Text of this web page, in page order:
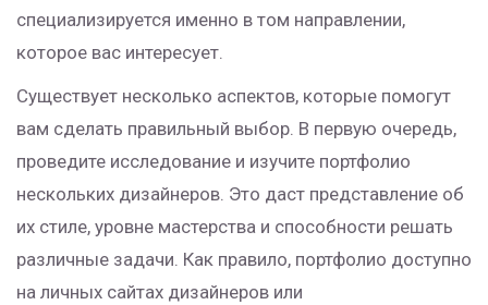
специализируется именно в том направлении,
которое вас интересует.
Существует несколько аспектов, которые помогут
вам сделать правильный выбор. В первую очередь,
проведите исследование и изучите портфолио
нескольких дизайнеров. Это даст представление об
их стиле, уровне мастерства и способности решать
различные задачи. Как правило, портфолио доступно
на личных сайтах дизайнеров или